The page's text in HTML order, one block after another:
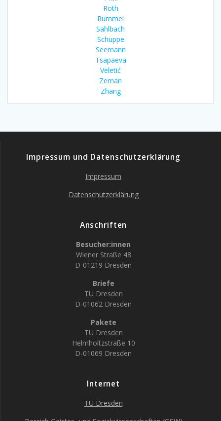
Roth
Rummel
Sahlbach
Schuppe
Seemann
Tsapaeva
Veletić
Zeman
Zhang
Impressum und Datenschutzerklärung
Impressum
Datenschutzerklärung
Anschriften
Besucher:innen
Wiener Straße 48
D-01219 Dresden
Briefe
TU Dresden
D-01062 Dresden
Pakete
TU Dresden
Helmholtzstraße 10
D-01069 Dresden
Internet
TU Dresden